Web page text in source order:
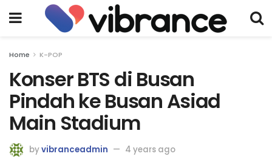
Home K-POP
Konser BTS di Busan
Pindah ke Busan Asiad
Main Stadium
byvibranceadmin 4 years ago